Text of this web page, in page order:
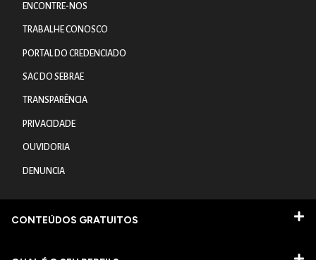
ENCONTRE-NOS
TRABALHE CONOSCO
PORTAL DO CREDENCIADO
SAC DO SEBRAE
TRANSPARÊNCIA
PRIVACIDADE
OUVIDORIA
DENUNCIA
CONTEÚDOS GRATUITOS